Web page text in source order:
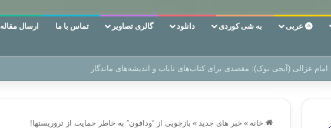
عربی به شی کوردی دانلود گالری تصاویر تماس با ما ارسال مقاله
در زمین‌، دوری وکناره‌گیری از راه خداست‌!
خانه » خبر های جدید » بازجویی از “ودافون” به خاطر حمایت از تروریستها!